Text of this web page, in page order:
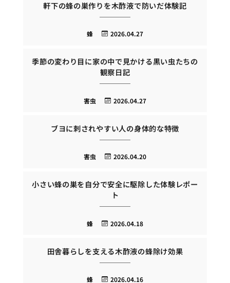
軒下の蜂の巣作りを木酢液で防いだ体験記
2026.04.27
蜂
季節の変わり目に家の中で見かける黒い虫たちの
観察日記
2026.04.27
害虫
ブヨに刺されやすい人の身体的な特徴
2026.04.20
害虫
小さい蜂の巣を自分で安全に駆除した体験レポー
ト
2026.04.18
蜂
田舎暮らしを支える木酢液の蜂除け効果
2026.04.16
蜂